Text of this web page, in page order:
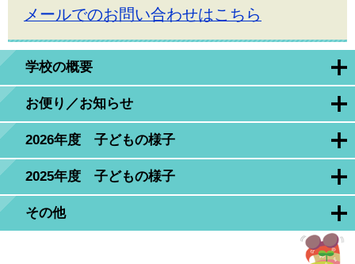
学校の概要
お便り／お知らせ
2026年度 子どもの様子
2025年度 子どもの様子
その他
メールでのお問い合わせはこちら